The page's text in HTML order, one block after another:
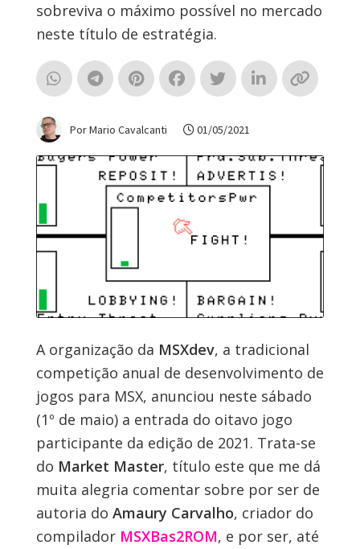
sobreviva o máximo possível no mercado
neste título de estratégia.
Por Mario Cavalcanti 01/05/2021
A organização da MSXdev, a tradicional
competição anual de desenvolvimento de
jogos para MSX, anunciou neste sábado
(1º de maio) a entrada do oitavo jogo
participante da edição de 2021. Trata-se
do Market Master, título este que me dá
muita alegria comentar sobre por ser de
autoria do Amaury Carvalho, criador do
compilador MSXBas2ROM, e por ser, até